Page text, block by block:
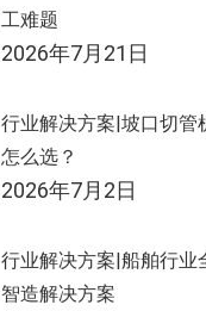
工难题
2026年7月21日
行业解决方案|坡口切管
怎么选？
2026年7月2日
行业解决方案|船舶行业
智造解决方案